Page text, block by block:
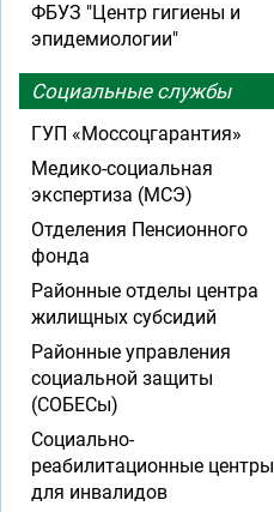
ФБУЗ "Центр гигиены и
эпидемиологии"
Социальные службы
ГУП «Моссоцгарантия»
Медико-социальная
экспертиза (МСЭ)
Отделения Пенсионного
фонда
Районные отделы центра
жилищных субсидий
Районные управления
социальной защиты
(СОБЕСы)
Социально-
реабилитационные центры
для инвалидов